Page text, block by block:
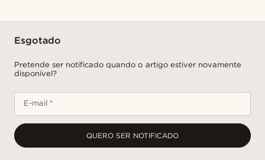
Esgotado
Pretende ser notificado quando o artigo estiver novamente
disponível?
E-mail *
QUERO SER NOTIFICADO